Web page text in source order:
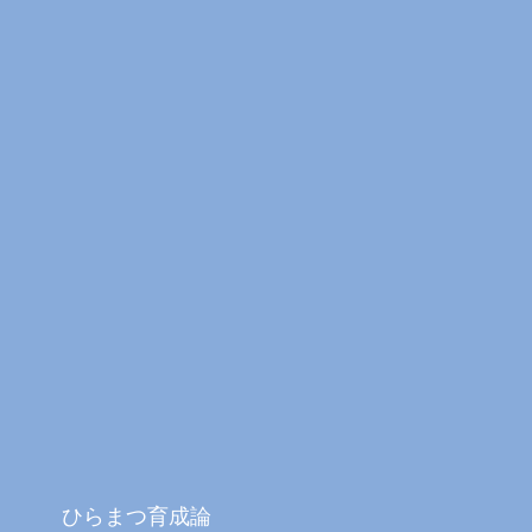
ひらまつ育成論